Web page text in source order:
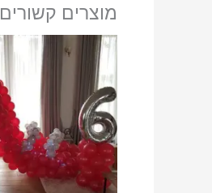
מוצרים קשורים